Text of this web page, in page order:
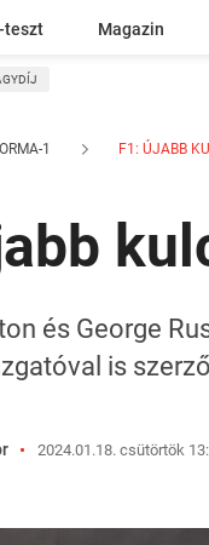
teszt Magazin
1 F1: ÚJABB
és George
is
2024.01.18. csütörtök